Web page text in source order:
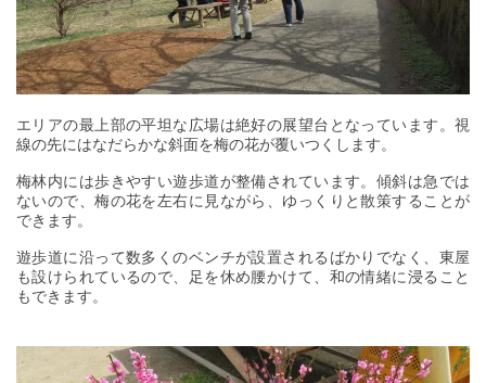
エリアの最上部の平坦な広場は絶好の展望台となっています。視
線の先にはなだらかな斜面を梅の花が覆いつくします。
梅林内には歩きやすい遊歩道が整備されています。傾斜は急では
ないので、梅の花を左右に見ながら、ゆっくりと散策することが
できます。
遊歩道に沿って数多くのベンチが設置されるばかりでなく、東屋
も設けられているので、足を休め腰かけて、和の情緒に浸ること
もできます。